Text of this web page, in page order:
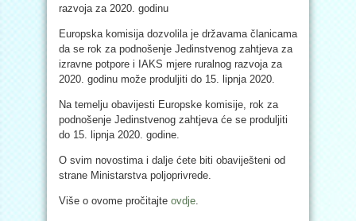
razvoja za 2020. godinu
Europska komisija dozvolila je državama članicama
da se rok za podnošenje Jedinstvenog zahtjeva za
izravne potpore i IAKS mjere ruralnog razvoja za
2020. godinu može produljiti do 15. lipnja 2020.
Na temelju obavijesti Europske komisije, rok za
podnošenje Jedinstvenog zahtjeva će se produljiti
do 15. lipnja 2020. godine.
O svim novostima i dalje ćete biti obaviješteni od
strane Ministarstva poljoprivrede.
Više o ovome pročitajte ovdje.